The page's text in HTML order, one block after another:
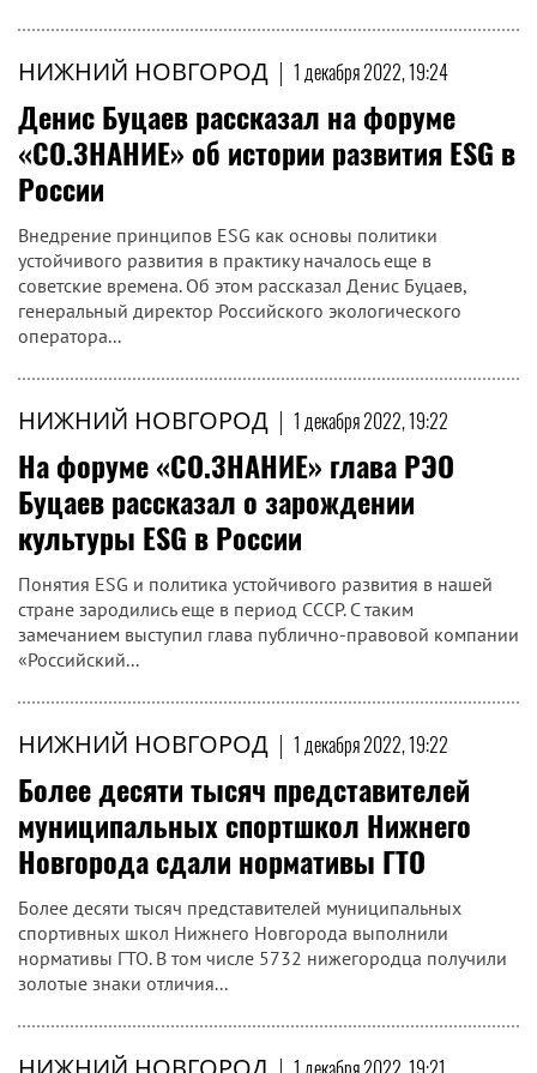
НИЖНИЙ НОВГОРОД | 1 декабря 2022, 19:24
Денис Буцаев рассказал на форуме
«СО.ЗНАНИЕ» об истории развития ESG в
России
Внедрение принципов ESG как основы политики
устойчивого развития в практику началось еще в
советские времена. Об этом рассказал Денис Буцаев,
генеральный директор Российского экологического
оператора...
НИЖНИЙ НОВГОРОД | 1 декабря 2022, 19:22
На форуме «СО.ЗНАНИЕ» глава РЭО
Буцаев рассказал о зарождении
культуры ESG в России
Понятия ESG и политика устойчивого развития в нашей
стране зародились еще в период СССР. С таким
замечанием выступил глава публично-правовой компании
«Российский...
НИЖНИЙ НОВГОРОД | 1 декабря 2022, 19:22
Более десяти тысяч представителей
муниципальных спортшкол Нижнего
Новгорода сдали нормативы ГТО
Более десяти тысяч представителей муниципальных
спортивных школ Нижнего Новгорода выполнили
нормативы ГТО. В том числе 5732 нижегородца получили
золотые знаки отличия...